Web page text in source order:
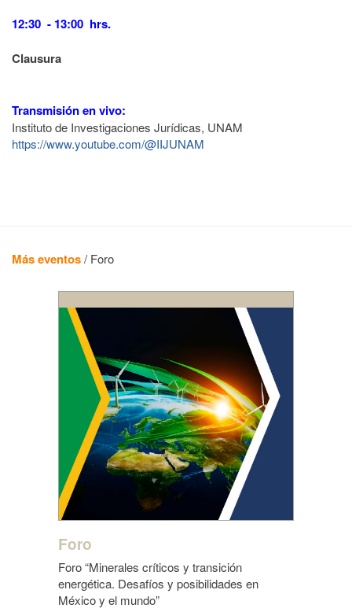
12:30 - 13:00 hrs.
Clausura
Transmisión en vivo:
Instituto de Investigaciones Jurídicas, UNAM
https://www.youtube.com/@IIJUNAM
Más eventos/ Foro
Foro
Foro “Minerales críticos y transición
energética. Desafíos y posibilidades en
México y el mundo”